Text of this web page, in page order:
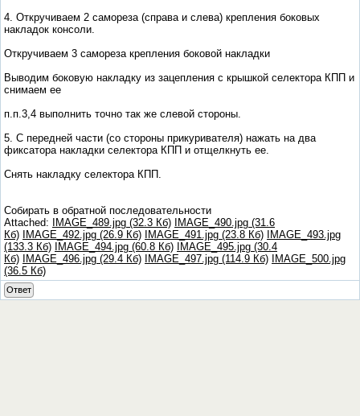
4. Откручиваем 2 самореза (справа и слева) крепления боковых
накладок консоли.
Откручиваем 3 самореза крепления боковой накладки
Выводим боковую накладку из зацепления с крышкой селектора КПП и
снимаем ее
п.п.3,4 выполнить точно так же слевой стороны.
5. С передней части (со стороны прикуривателя) нажать на два
фиксатора накладки селектора КПП и отщелкнуть ее.
Снять накладку селектора КПП.
Собирать в обратной последовательности
Attached:
IMAGE_489.jpg (32.3 Кб)
IMAGE_490.jpg (31.6
Кб)
IMAGE_492.jpg (26.9 Кб) IMAGE_491.jpg (23.8 Кб)
IMAGE_493.jpg
(133.3 Кб)
IMAGE_494.jpg (60.8 Кб)
IMAGE_495.jpg (30.4
Кб)
IMAGE_496.jpg (29.4 Кб) IMAGE_497.jpg (114.9 Кб)
IMAGE_500.jpg
(36.5 Кб)
Ответ